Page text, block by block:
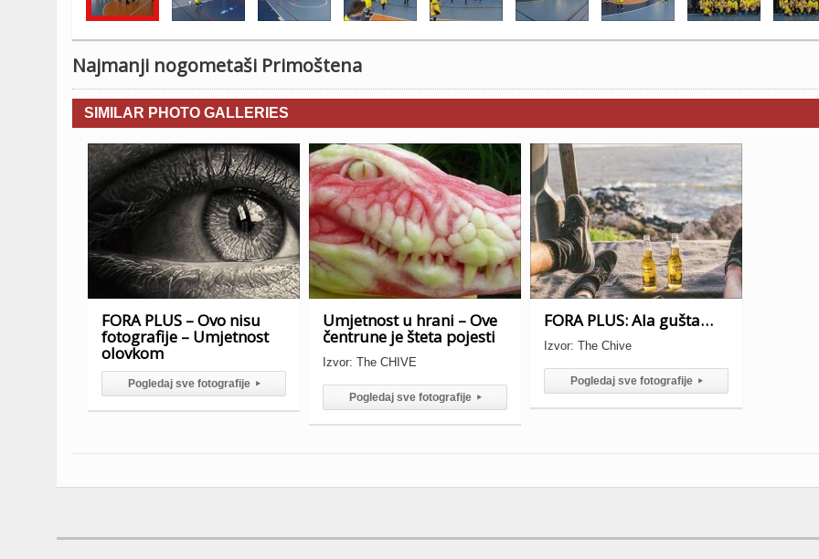
Najmanji nogometaši Primoštena
SIMILAR PHOTO GALLERIES
FORA PLUS – Ovo nisu
fotografije – Umjetnost
olovkom
Pogledaj sve fotografije ▸
Umjetnost u hrani – Ove
čentrune je šteta pojesti
Izvor: The CHIVE
Pogledaj sve fotografije ▸
FORA PLUS: Ala gušta…
Izvor: The Chive
Pogledaj sve fotografije ▸